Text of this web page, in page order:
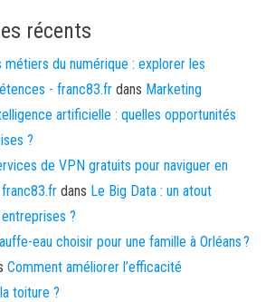
récents
du numérique : explorer les
- franc83.fr dans Marketing
artificielle : quelles opportunités
?
de VPN gratuits pour naviguer en
dans Le Big Data : un atout
?
eau choisir pour une famille à Orléans ?
Comment améliorer l’efficacité
toiture ?